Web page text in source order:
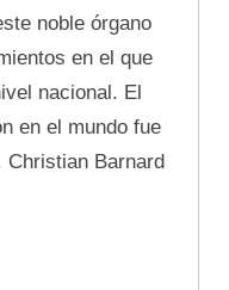
noble órgano
en el que
nacional. El
en el mundo fue
Christian Barnard